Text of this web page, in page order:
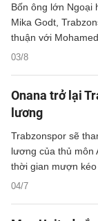
03/8
Bốn ông lớn Ngoại
Mika Godt,
thuận với
chính có trong
Onana trở lại
lương
04/7
Trabzonspor sẽ
lương của thủ môn
thời gian mượn
Manchester United.